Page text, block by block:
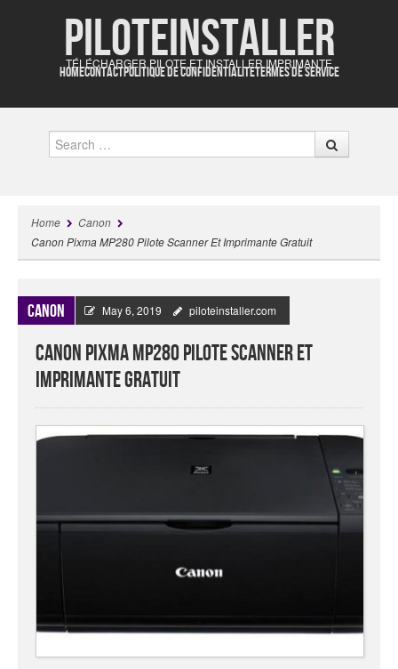
Piloteinstaller
TÉLÉCHARGER PILOTE ET INSTALLER IMPRIMANTE
HOMECONTACTPOLITIQUE DE CONFIDENTIALITÉTERMES DE SERVICE
Search
Home
Canon
Canon Pixma MP280 Pilote Scanner Et Imprimante Gratuit
Canon May 6, 2019 piloteinstaller.com
Canon Pixma MP280 Pilote Scanner Et
Imprimante Gratuit